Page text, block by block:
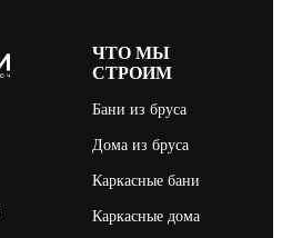
ЧТО МЫ
СТРОИМ
Бани из бруса
Дома из бруса
Каркасные бани
Каркасные дома